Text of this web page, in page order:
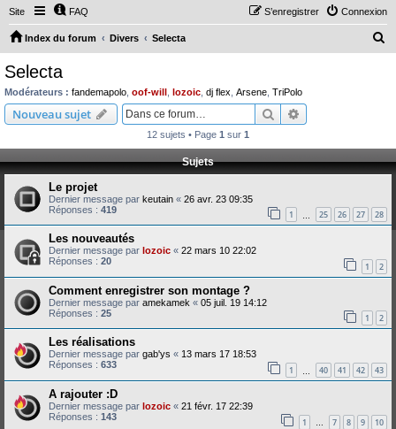
Site FAQ Connexion
S’enregistrer
Index du forum Divers Selecta
c
e
r
Selecta
Modérateurs : fandemapolo oof-will lozoic dj flex Arsene TriPolo
Nouveau sujet Rechercher
12 sujets • Page 1 sur 1
Sujets
Le projet
Dernier message par keutain « 26 avr. 23 09:35
Réponses : 419 1 25 26 27 28
Les nouveautés
Dernier message par lozoic « 22 mars 10 22:02
Réponses : 20 1 2
Comment enregistrer son montage ?
Dernier message par amekamek « 05 juil. 19 14:12
Réponses : 25 1 2
Les réalisations
Dernier message par gab'ys « 13 mars 17 18:53
Réponses : 633 1 40 41 42 43
A rajouter :D
Dernier message par lozoic « 21 févr. 17 22:39
Réponses : 143 1 … 7 8 9 10